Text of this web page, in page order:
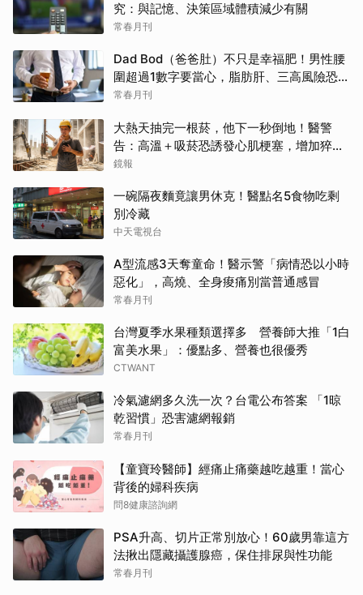
究：與記憶、決策區域體積減少有關
常春月刊
Dad Bod（爸爸肚）不只是幸福肥！男性腰
圍超過1數字要當心，脂肪肝、三高風險恐悄
悄累積
常春月刊
大熱天抽完一根菸，他下一秒倒地！醫警
告：高溫＋吸菸恐誘發心肌梗塞，增加猝死
風險
鏡報
一碗隔夜麵竟讓男休克！醫點名5食物吃剩
別冷藏
中天電視台
A型流感3天奪童命！醫示警「病情恐以小時
惡化」，高燒、全身痠痛別當普通感冒
常春月刊
台灣夏季水果種類選擇多 營養師大推「1白
富美水果」：優點多、營養也很優秀
CTWANT
冷氣濾網多久洗一次？台電公布答案 「1晾
乾習慣」恐害濾網報銷
常春月刊
【童寶玲醫師】經痛止痛藥越吃越重！當心
背後的婦科疾病
問8健康諮詢網
PSA升高、切片正常別放心！60歲男靠這方
法揪出隱藏攝護腺癌，保住排尿與性功能
常春月刊